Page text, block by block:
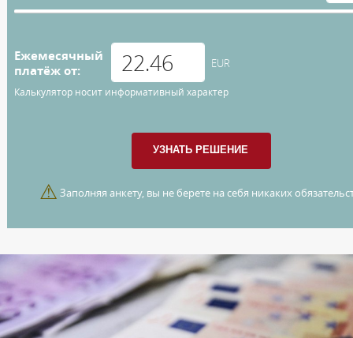
Ежемесячный
платёж от:
EUR
Калькулятор носит информативный характер
⚠ Заполняя анкету, вы не берете на себя никаких